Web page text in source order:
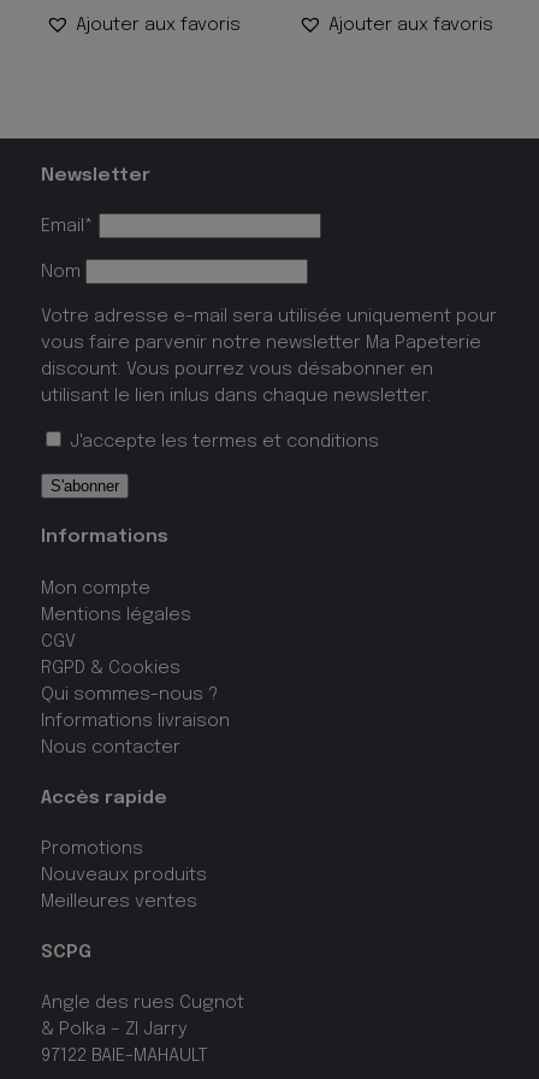
Ajouter aux favoris Ajouter aux favoris
Newsletter
Email*
Nom
Votre adresse e-mail sera utilisée uniquement pour
vous faire parvenir notre newsletter Ma Papeterie
discount. Vous pourrez vous désabonner en
utilisant le lien inlus dans chaque newsletter.
J'accepte les termes et conditions
Informations
Mon compte
Mentions légales
CGV
RGPD & Cookies
Qui sommes-nous ?
Informations livraison
Nous contacter
Accès rapide
Promotions
Nouveaux produits
Meilleures ventes
SCPG
Angle des rues Cugnot
& Polka – ZI Jarry
97122 BAIE-MAHAULT